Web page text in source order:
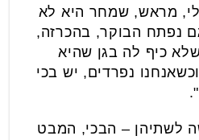
מראש, שמחר היא לא
נפתח הבוקר, בהכרזה,
כיף לה בגן שהיא
נפרדים, יש בכי
לשתיהן – הבכי, המבט